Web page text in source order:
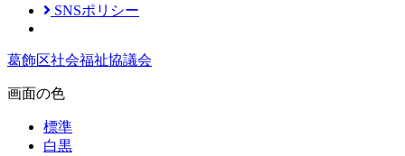
SNSポリシー
葛飾区社会福祉協議会
画面の色
標準
白黒